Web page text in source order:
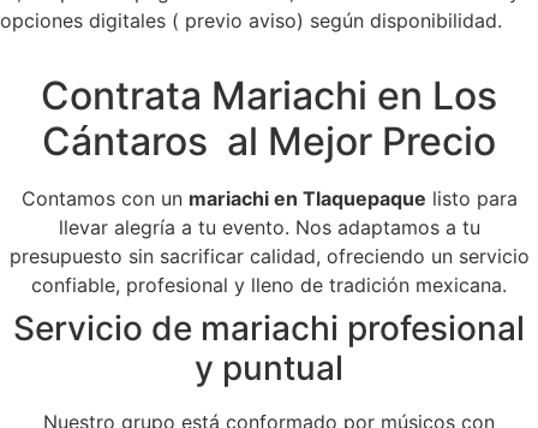
opciones digitales ( previo aviso) según disponibilidad.
Contrata Mariachi en Los
Cántaros al Mejor Precio
Contamos con un mariachi en Tlaquepaque listo para
llevar alegría a tu evento. Nos adaptamos a tu
presupuesto sin sacrificar calidad, ofreciendo un servicio
confiable, profesional y lleno de tradición mexicana.
Servicio de mariachi profesional
y puntual
Nuestro grupo está conformado por músicos con